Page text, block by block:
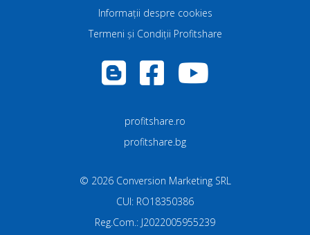
Informații despre cookies
Termeni și Condiții Profitshare
profitshare.ro
profitshare.bg
© 2026 Conversion Marketing SRL
CUI: RO18350386
Reg.Com.: J2022005955239